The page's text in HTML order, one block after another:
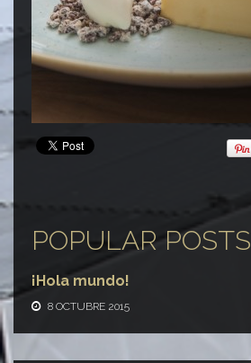
POPULAR POSTS
¡Hola mundo!
8 OCTUBRE 2015